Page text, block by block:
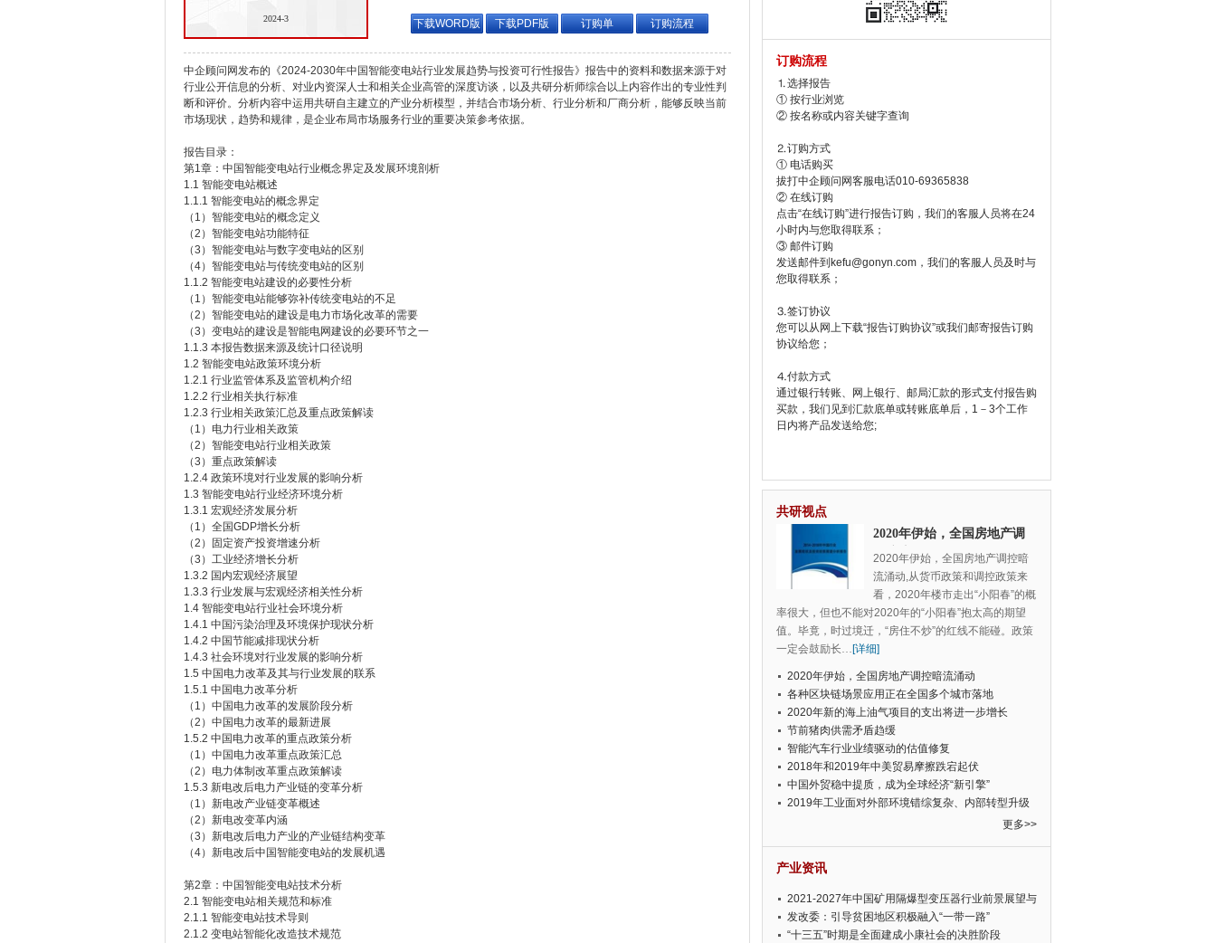
2024-3 下载WORD版 下载PDF版 订购单 订购流程
中企顾问网发布的《2024-2030年中国智能变电站行业发展趋势与投资可行性报告》报告中的资料和数据来源于对
行业公开信息的分析、对业内资深人士和相关企业高管的深度访谈，以及共研分析师综合以上内容作出的专业性判
断和评价。分析内容中运用共研自主建立的产业分析模型，并结合市场分析、行业分析和厂商分析，能够反映当前
市场现状，趋势和规律，是企业布局市场服务行业的重要决策参考依据。
报告目录：
第1章：中国智能变电站行业概念界定及发展环境剖析
1.1 智能变电站概述
1.1.1 智能变电站的概念界定
（1）智能变电站的概念定义
（2）智能变电站功能特征
（3）智能变电站与数字变电站的区别
（4）智能变电站与传统变电站的区别
1.1.2 智能变电站建设的必要性分析
（1）智能变电站能够弥补传统变电站的不足
（2）智能变电站的建设是电力市场化改革的需要
（3）变电站的建设是智能电网建设的必要环节之一
1.1.3 本报告数据来源及统计口径说明
1.2 智能变电站政策环境分析
1.2.1 行业监管体系及监管机构介绍
1.2.2 行业相关执行标准
1.2.3 行业相关政策汇总及重点政策解读
（1）电力行业相关政策
（2）智能变电站行业相关政策
（3）重点政策解读
1.2.4 政策环境对行业发展的影响分析
1.3 智能变电站行业经济环境分析
1.3.1 宏观经济发展分析
（1）全国GDP增长分析
（2）固定资产投资增速分析
（3）工业经济增长分析
1.3.2 国内宏观经济展望
1.3.3 行业发展与宏观经济相关性分析
1.4 智能变电站行业社会环境分析
1.4.1 中国污染治理及环境保护现状分析
1.4.2 中国节能减排现状分析
1.4.3 社会环境对行业发展的影响分析
1.5 中国电力改革及其与行业发展的联系
1.5.1 中国电力改革分析
（1）中国电力改革的发展阶段分析
（2）中国电力改革的最新进展
1.5.2 中国电力改革的重点政策分析
（1）中国电力改革重点政策汇总
（2）电力体制改革重点政策解读
1.5.3 新电改后电力产业链的变革分析
（1）新电改产业链变革概述
（2）新电改变革内涵
（3）新电改后电力产业的产业链结构变革
（4）新电改后中国智能变电站的发展机遇
第2章：中国智能变电站技术分析
2.1 智能变电站相关规范和标准
2.1.1 智能变电站技术导则
2.1.2 变电站智能化改造技术规范
订购流程
⒈选择报告
① 按行业浏览
② 按名称或内容关键字查询
⒉订购方式
① 电话购买
拔打中企顾问网客服电话010-69365838
② 在线订购
点击“在线订购”进行报告订购，我们的客服人员将在24
小时内与您取得联系；
③ 邮件订购
发送邮件到kefu@gonyn.com，我们的客服人员及时与
您取得联系；
⒊签订协议
您可以从网上下载“报告订购协议”或我们邮寄报告订购
协议给您；
⒋付款方式
通过银行转账、网上银行、邮局汇款的形式支付报告购
买款，我们见到汇款底单或转账底单后，1－3个工作
日内将产品发送给您;
共研视点
2020年伊始，全国房地产调
控暗流涌动
2020年伊始，全国房地产调控暗
流涌动,从货币政策和调控政策来
看，2020年楼市走出“小阳春”的概
率很大，但也不能对2020年的“小阳春”抱太高的期望
值。毕竟，时过境迁，“房住不炒”的红线不能碰。政策
一定会鼓励长…[详细]
2020年伊始，全国房地产调控暗流涌动
各种区块链场景应用正在全国多个城市落地
2020年新的海上油气项目的支出将进一步增长
节前猪肉供需矛盾趋缓
智能汽车行业业绩驱动的估值修复
2018年和2019年中美贸易摩擦跌宕起伏
中国外贸稳中提质，成为全球经济“新引擎”
2019年工业面对外部环境错综复杂、内部转型升级
更多>>
产业资讯
2021-2027年中国矿用隔爆型变压器行业前景展望与
投资前景预测报告
发改委：引导贫困地区积极融入“一带一路”
“十三五”时期是全面建成小康社会的决胜阶段